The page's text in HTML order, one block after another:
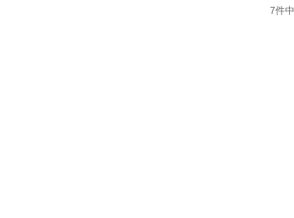
7件中